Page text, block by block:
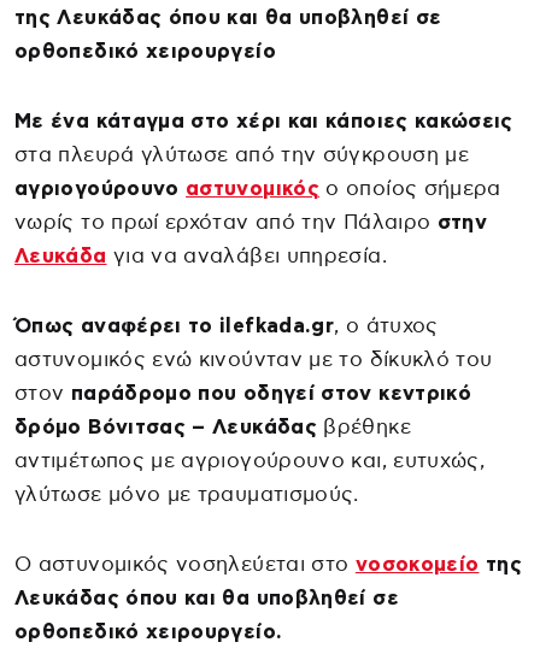
της Λευκάδας όπου και θα υποβληθεί σε
ορθοπεδικό χειρουργείο
Με ένα κάταγμα στο χέρι και κάποιες κακώσεις
στα πλευρά γλύτωσε από την σύγκρουση με
αγριογούρουνο αστυνομικός ο οποίος σήμερα
νωρίς το πρωί ερχόταν από την Πάλαιρο στην
Λευκάδα για να αναλάβει υπηρεσία.
Όπως αναφέρει το ilefkada.gr, ο άτυχος
αστυνομικός ενώ κινούνταν με το δίκυκλό του
στον παράδρομο που οδηγεί στον κεντρικό
δρόμο Βόνιτσας – Λευκάδας βρέθηκε
αντιμέτωπος με αγριογούρουνο και, ευτυχώς,
γλύτωσε μόνο με τραυματισμούς.
Ο αστυνομικός νοσηλεύεται στο νοσοκομείο της
Λευκάδας όπου και θα υποβληθεί σε
ορθοπεδικό χειρουργείο.